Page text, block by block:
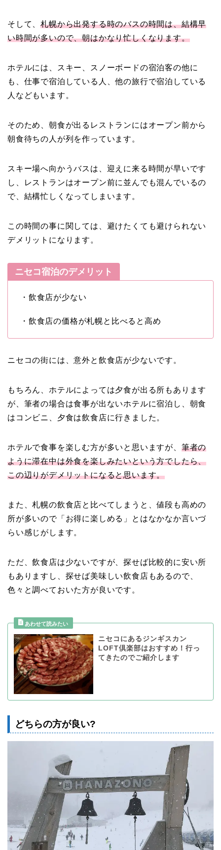
そして、札幌から出発する時のバスの時間は、結構早
い時間が多いので、朝はかなり忙しくなります。
ホテルには、スキー、スノーボードの宿泊客の他に
も、仕事で宿泊している人、他の旅行で宿泊している
人などもいます。
そのため、朝食が出るレストランにはオープン前から
朝食待ちの人が列を作っています。
スキー場へ向かうバスは、迎えに来る時間が早いです
し、レストランはオープン前に並んでも混んでいるの
で、結構忙しくなってしまいます。
この時間の事に関しては、避けたくても避けられない
デメリットになります。
ニセコ宿泊のデメリット
・飲食店が少ない
・飲食店の価格が札幌と比べると高め
ニセコの街には、意外と飲食店が少ないです。
もちろん、ホテルによっては夕食が出る所もあります
が、筆者の場合は食事が出ないホテルに宿泊し、朝食
はコンビニ、夕食は飲食店に行きました。
ホテルで食事を楽しむ方が多いと思いますが、 筆者の
ように滞在中は外食を楽しみたいという方でしたら、
この辺りがデメリットになると思います。
また、札幌の飲食店と比べてしまうと、値段も高めの
所が多いので「お得に楽しめる」とはなかなか言いづ
らい感じがします。
ただ、飲食店は少ないですが、探せば比較的に安い所
もありますし、探せば美味しい飲食店もあるので、
色々と調べておいた方が良いです。
ニセコにあるジンギスカン
LOFT倶楽部はおすすめ！行っ
てきたのでご紹介します
どちらの方が良い?